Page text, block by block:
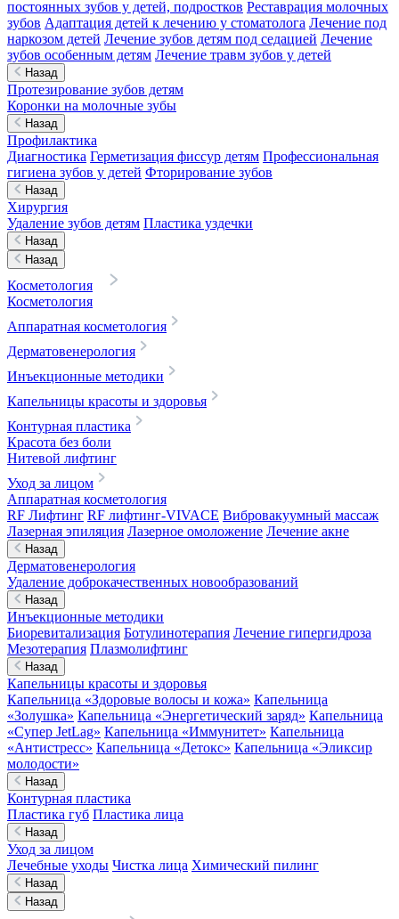
постоянных зубов у детей, подростков Реставрация молочных
зубов Адаптация детей к лечению у стоматолога Лечение под
наркозом детей Лечение зубов детям под седацией Лечение
зубов особенным детям Лечение травм зубов у детей
Назад
Протезирование зубов детям
Коронки на молочные зубы
Назад
Профилактика
Диагностика Герметизация фиссур детям Профессиональная
гигиена зубов у детей Фторирование зубов
Назад
Хирургия
Удаление зубов детям Пластика уздечки
Назад
Назад
Косметология
Косметология
Аппаратная косметология
Дерматовенерология
Инъекционные методики
Капельницы красоты и здоровья
Контурная пластика
Красота без боли
Нитевой лифтинг
Уход за лицом
Аппаратная косметология
RF Лифтинг RF лифтинг-VIVACE Вибровакуумный массаж
Лазерная эпиляция Лазерное омоложение Лечение акне
Назад
Дерматовенерология
Удаление доброкачественных новообразований
Назад
Инъекционные методики
Биоревитализация Ботулинотерапия Лечение гипергидроза
Мезотерапия Плазмолифтинг
Назад
Капельницы красоты и здоровья
Капельница «Здоровые волосы и кожа» Капельница
«Золушка» Капельница «Энергетический заряд» Капельница
«Супер JetLag» Капельница «Иммунитет» Капельница
«Антистресс» Капельница «Детокс» Капельница «Эликсир
молодости»
Назад
Контурная пластика
Пластика губ Пластика лица
Назад
Уход за лицом
Лечебные уходы Чистка лица Химический пилинг
Назад
Назад